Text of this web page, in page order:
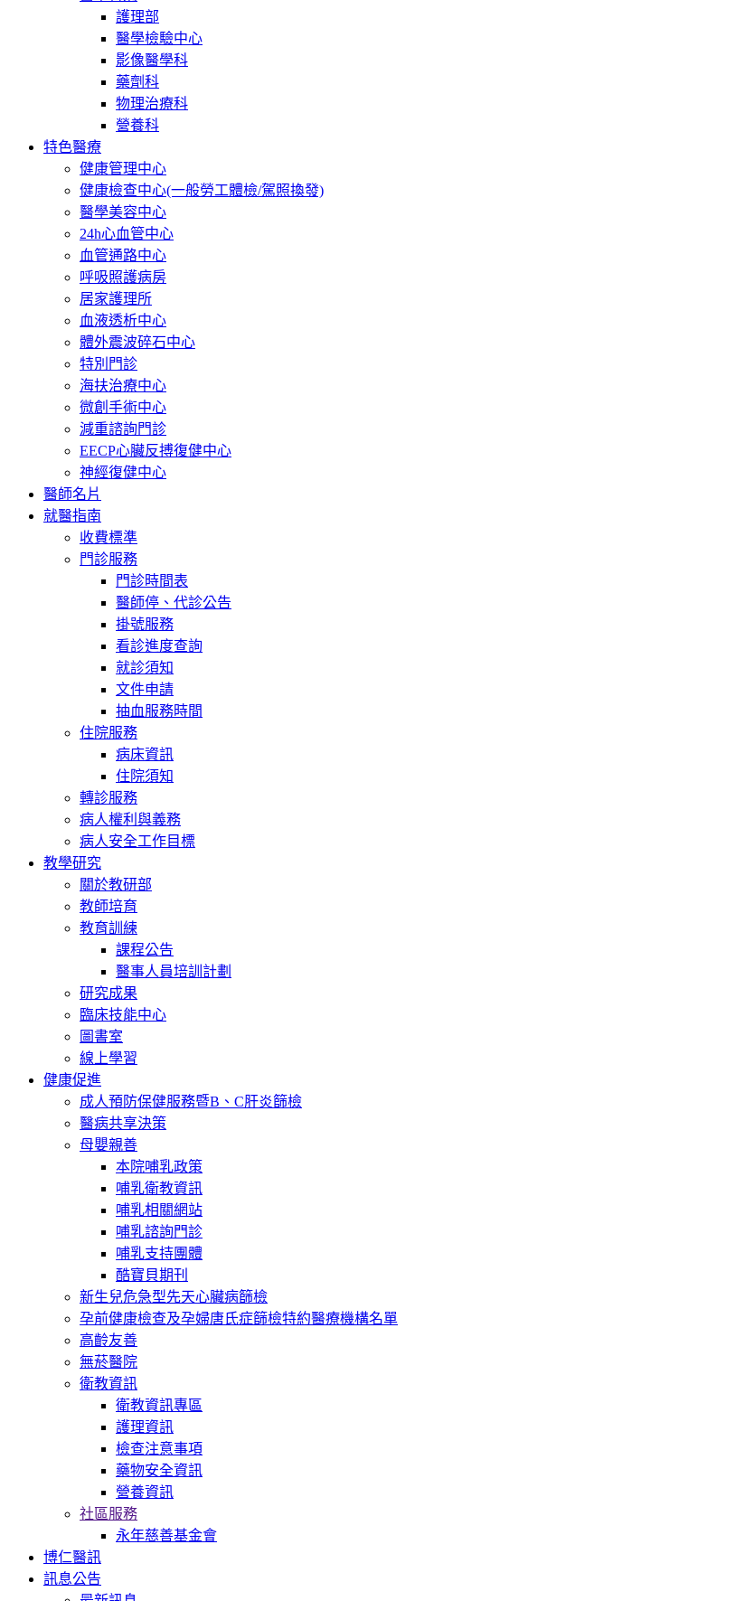
護理部
醫學檢驗中心
影像醫學科
藥劑科
物理治療科
營養科
特色醫療
健康管理中心
健康檢查中心(一般勞工體檢/駕照換發)
醫學美容中心
24h心血管中心
血管通路中心
呼吸照護病房
居家護理所
血液透析中心
體外震波碎石中心
特別門診
海扶治療中心
微創手術中心
減重諮詢門診
EECP心臟反搏復健中心
神經復健中心
醫師名片
就醫指南
收費標準
門診服務
門診時間表
醫師停、代診公告
掛號服務
看診進度查詢
就診須知
文件申請
抽血服務時間
住院服務
病床資訊
住院須知
轉診服務
病人權利與義務
病人安全工作目標
教學研究
關於教研部
教師培育
教育訓練
課程公告
醫事人員培訓計劃
研究成果
臨床技能中心
圖書室
線上學習
健康促進
成人預防保健服務暨B、C肝炎篩檢
醫病共享決策
母嬰親善
本院哺乳政策
哺乳衛教資訊
哺乳相關網站
哺乳諮詢門診
哺乳支持團體
酷寶貝期刊
新生兒危急型先天心臟病篩檢
孕前健康檢查及孕婦唐氏症篩檢特約醫療機構名單
高齡友善
無菸醫院
衛教資訊
衛教資訊專區
護理資訊
檢查注意事項
藥物安全資訊
營養資訊
社區服務
永年慈善基金會
博仁醫訊
訊息公告